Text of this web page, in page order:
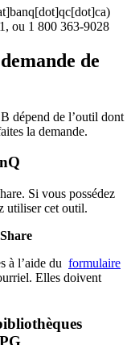
)
ou 1 800 363-9028
de
dépend de l’outil dont
la demande.
Si vous possédez
utiliser cet outil.
à l’aide du formulaire
Elles doivent